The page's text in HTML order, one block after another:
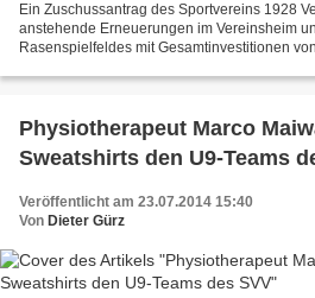
Ein Zuschussantrag des Sportvereins 1928
anstehende Erneuerungen im Vereinsheim
Rasenspielfeldes mit Gesamtinvestitionen
Physiotherapeut Marco
Sweatshirts den U9-Teams
Veröffentlicht am 23.07.2014 15:40
Von Dieter Gürz